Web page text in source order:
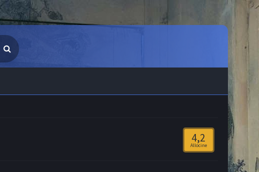
4,2
Allocine